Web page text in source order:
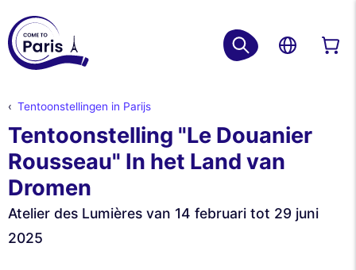
Tentoonstellingen in Parijs
Tentoonstelling "Le Douanier
Rousseau" In het Land van
Dromen
Atelier des Lumières van 14 februari tot 29 juni
2025